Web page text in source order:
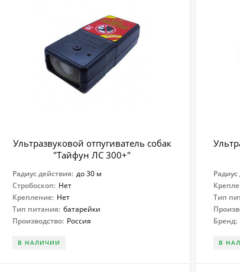
Ультразвуковой отпугиватель собак
"Тайфун ЛС 300+"
Радиус действия: до 30 м
Стробоскоп: Нет
Крепление: Нет
Тип питания: батарейки
Производство: Россия
В НАЛИЧИИ
Тип
Бренд:
В